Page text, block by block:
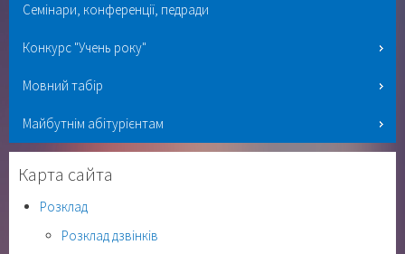
Семінари, конференції, педради
Конкурс "Учень року"
Мовний табір
Майбутнім абітурієнтам
Карта сайта
Розклад
Розклад дзвінків